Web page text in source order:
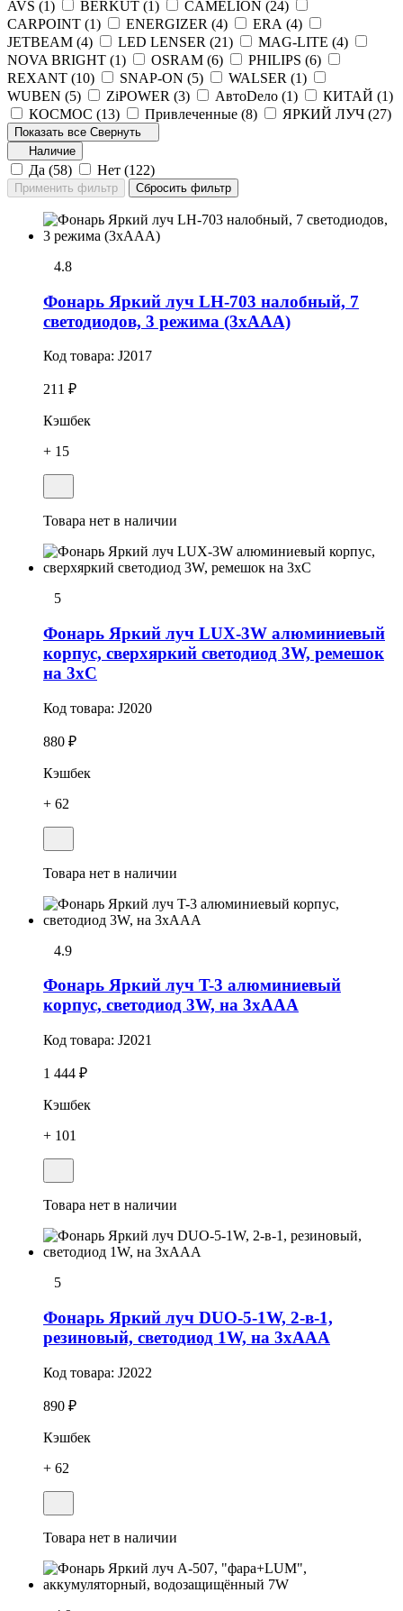
AVS (1) BERKUT (1) CAMELION (24)
CARPOINT (1) ENERGIZER (4) ERA (4)
JETBEAM (4) LED LENSER (21) MAG-LITE (4)
NOVA BRIGHT (1) OSRAM (6) PHILIPS (6)
REXANT (10) SNAP-ON (5) WALSER (1)
WUBEN (5) ZiPOWER (3) АвтоDело (1) КИТАЙ (1)
КОСМОС (13) Привлеченные (8) ЯРКИЙ ЛУЧ (27)
Показать все Свернуть
Наличие
Да (58) Нет (122)
4.8
Фонарь Яркий луч LH-703 налобный, 7
светодиодов, 3 режима (3хААА)
Код товара: J2017
211 ₽
Кэшбек
+ 15
Товара нет в наличии
5
Фонарь Яркий луч LUX-3W алюминиевый
корпус, сверхяркий светодиод 3W, ремешок
на 3хC
Код товара: J2020
880 ₽
Кэшбек
+ 62
Товара нет в наличии
4.9
Фонарь Яркий луч T-3 алюминиевый
корпус, светодиод 3W, на 3хAAA
Код товара: J2021
1 444 ₽
Кэшбек
+ 101
Товара нет в наличии
5
Фонарь Яркий луч DUO-5-1W, 2-в-1,
резиновый, светодиод 1W, на 3хAAA
Код товара: J2022
890 ₽
Кэшбек
+ 62
Товара нет в наличии